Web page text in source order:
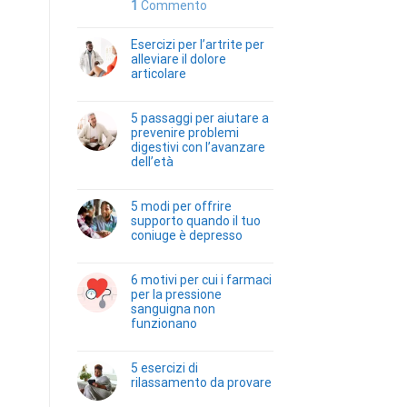
1 Commento
Esercizi per l’artrite per
alleviare il dolore
articolare
5 passaggi per aiutare a
prevenire problemi
digestivi con l’avanzare
dell’età
5 modi per offrire
supporto quando il tuo
coniuge è depresso
6 motivi per cui i farmaci
per la pressione
sanguigna non
funzionano
5 esercizi di
rilassamento da provare